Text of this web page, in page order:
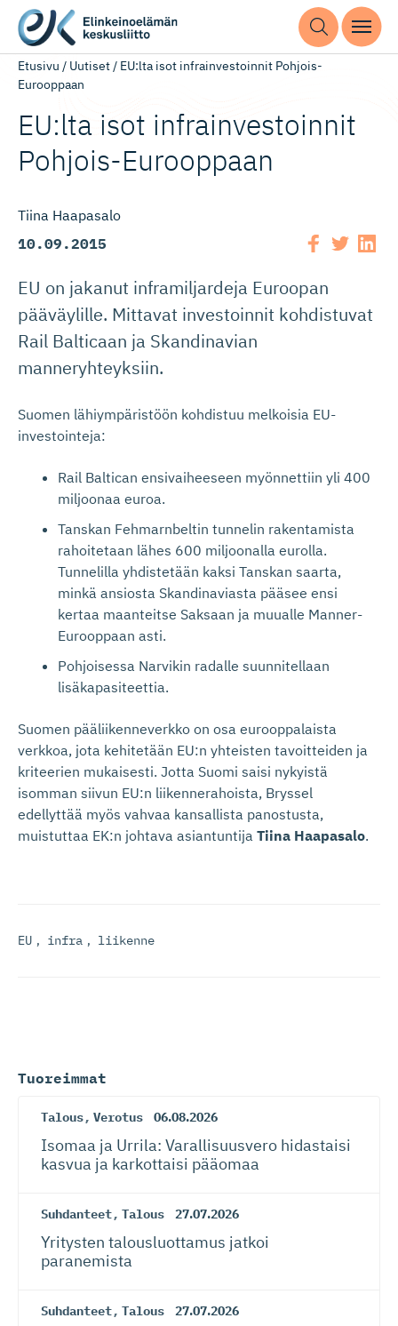
Etusivu / Uutiset/ EU:lta isot infrainvestoinnit Pohjois-
Eurooppaan
EU:lta isot infrainves­toinnit
Pohjois-Eu­rooppaan
Tiina Haapasalo
10.09.2015
EU on jakanut inframiljardeja Euroopan
pääväylille. Mittavat investoinnit kohdistuvat
Rail Balticaan ja Skandinavian
manneryhteyksiin.
Suomen lähiympäristöön kohdistuu melkoisia EU-
investointeja:
Rail Baltican ensivaiheeseen myönnettiin yli 400
miljoonaa euroa.
Tanskan Fehmarnbeltin tunnelin rakentamista
rahoitetaan lähes 600 miljoonalla eurolla.
Tunnelilla yhdistetään kaksi Tanskan saarta,
minkä ansiosta Skandinaviasta pääsee ensi
kertaa maanteitse Saksaan ja muualle Manner-
Eurooppaan asti.
Pohjoisessa Narvikin radalle suunnitellaan
lisäkapasiteettia.
Suomen pääliikenneverkko on osa eurooppalaista
verkkoa, jota kehitetään EU:n yhteisten tavoitteiden ja
kriteerien mukaisesti. Jotta Suomi saisi nykyistä
isomman siivun EU:n liikennerahoista, Bryssel
edellyttää myös vahvaa kansallista panostusta,
muistuttaa EK:n johtava asiantuntija Tiina Haapasalo.
EU , infra , liikenne
Tuoreimmat
Talous, Verotus 06.08.2026
Isomaa ja Urrila: Varallisuusvero hidastaisi
kasvua ja karkottaisi pääomaa
Suhdanteet, Talous 27.07.2026
Yritysten talousluottamus jatkoi
paranemista
Suhdanteet, Talous 27.07.2026